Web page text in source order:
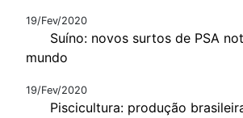
19/Fev/2020
Suíno: novos surtos de PSA
mundo
19/Fev/2020
Piscicultura: produção